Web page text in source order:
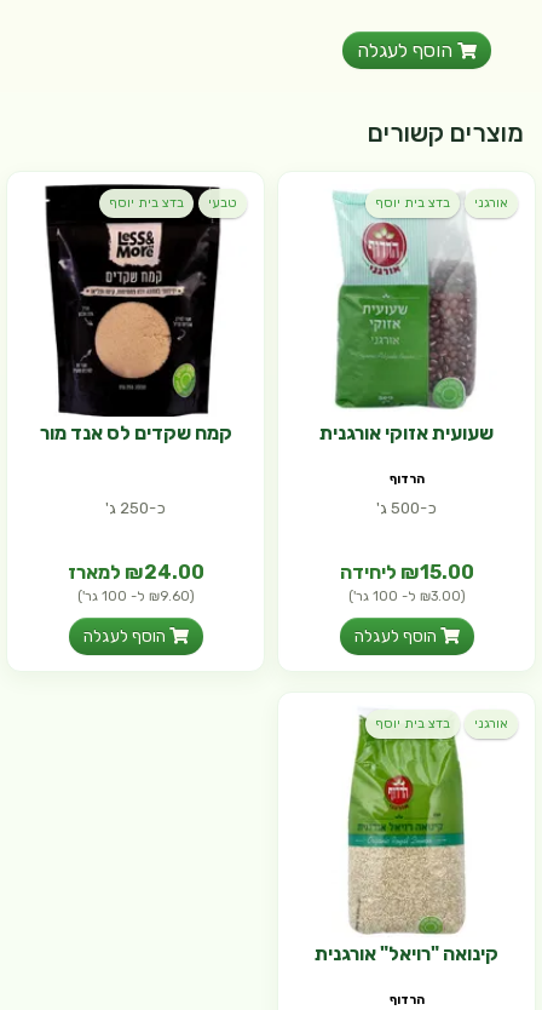
הוסף לעגלה
מוצרים קשורים
אורגני בדצ בית יוסף
שעועית אזוקי אורגנית
הרדוף
כ-500 ג'
₪15.00 ליחידה
(₪3.00 ל- 100 גר')
הוסף לעגלה
טבעי בדצ בית יוסף
קמח שקדים לס אנד מור
כ-250 ג'
₪24.00 למארז
(₪9.60 ל- 100 גר')
הוסף לעגלה
אורגני בדצ בית יוסף
קינואה "רויאל" אורגנית
הרדוף